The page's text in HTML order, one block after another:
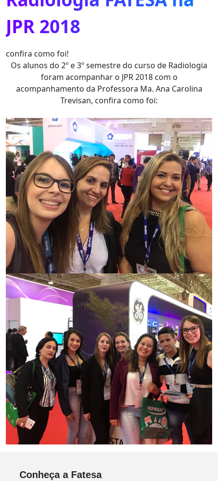
JPR 2018
confira como foi!
Os alunos do 2º e 3º semestre do curso de Radiologia
foram acompanhar o JPR 2018 com o
acompanhamento da Professora Ma. Ana Carolina
Trevisan, confira como foi:
Conheça a Fatesa